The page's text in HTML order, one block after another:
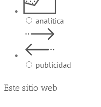
analítica
publicidad
Este sitio web